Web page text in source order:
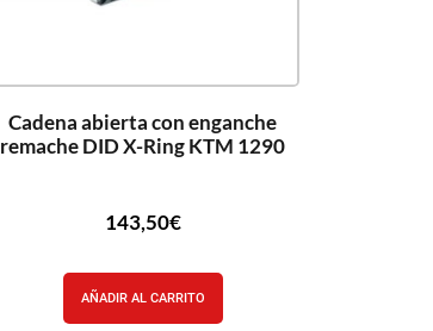
Cadena abierta con enganche
remache DID X-Ring KTM 1290
143,50€
AÑADIR AL CARRITO